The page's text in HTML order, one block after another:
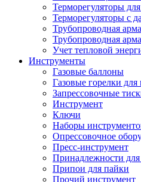
Терморегуляторы
Терморегуляторы с
Трубопроводная
Трубопроводная
Учет тепловой
Инструменты
Газовые баллоны
Газовые горелки
Запрессовочные
Инструмент
Ключи
Наборы
Опрессовочное
Пресс-инструмент
Принадлежности
Припои для пайки
Прочий инструмент